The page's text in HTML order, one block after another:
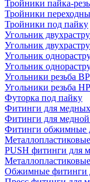
Тройники пайка-
Тройники
Тройники под пайку
Угольник
Угольник
Угольник
Угольник
Угольники резьба
Угольники резьба
Футорка под пайку
Фитинги для
Фитинги для
Фитинги обжимные
PUSH фитинги для
Обжимные фитинги